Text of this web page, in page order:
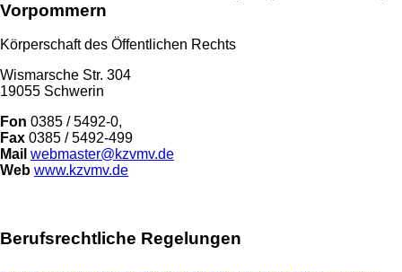
Vorpommern
Körperschaft des Öffentlichen Rechts
Wismarsche Str. 304
19055 Schwerin
Fon 0385 / 5492-0,
Fax 0385 / 5492-499
Mail webmaster@kzvmv.de
Web www.kzvmv.de
Berufsrechtliche Regelungen